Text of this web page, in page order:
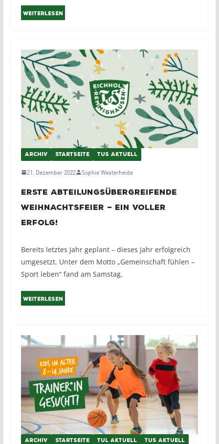
Weiterlesen
ARCHIV STARTSEITE TUS AKTUELL
21. Dezember 2022 Sophie Westerheide
Erste abteilungsübergreifende
Weihnachtsfeier – ein voller
Erfolg!
Bereits letztes Jahr geplant – dieses Jahr erfolgreich
umgesetzt. Unter dem Motto „Gemeinschaft fühlen –
Sport leben“ fand am Samstag,
Weiterlesen
ARCHIV STARTSEITE TUL AKTUELL TUS AKTUELL